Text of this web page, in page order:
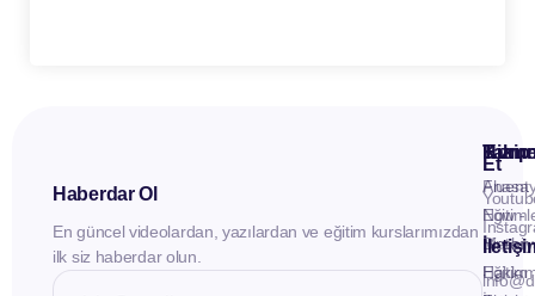
Haberdar Ol
En güncel videolardan, yazılardan ve eğitim kurslarımızdan
ilk siz haberdar olun.
Fluent
Now -
Birebir
Eğitim
Takip
Et